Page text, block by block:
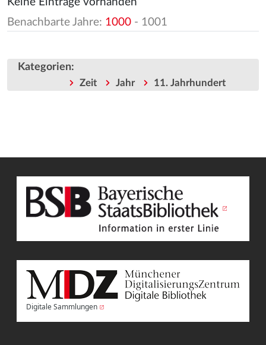
Benachbarte Jahre: 1000 - 1001
Kategorien:
Zeit Jahr 11. Jahrhundert
Digitale Sammlungen